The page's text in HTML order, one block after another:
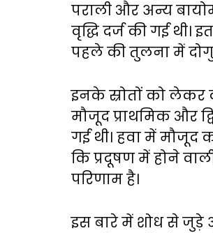
पराली और अन्य
वृद्धि दर्ज की गई
पहले की तुलना में
इनके स्रोतों को लेकर
मौजूद प्राथमिक और
गई थी। हवा में मौजूद
कि प्रदूषण में होने
परिणाम है।
इस बारे में शोध से जुड़े